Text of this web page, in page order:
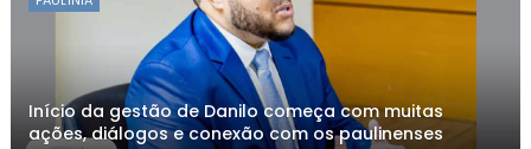
Início da gestão de Danilo começa com muitas
ações, diálogos e conexão com os paulinenses